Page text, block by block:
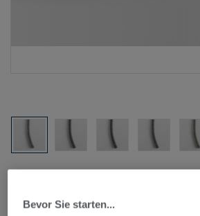
Tarkett Zubehör Komplettsortiment
Bevor Sie starten...